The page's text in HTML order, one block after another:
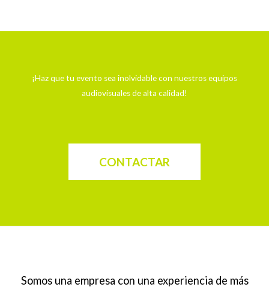
¡Haz que tu evento sea inolvidable con nuestros equipos
audiovisuales de alta calidad!
CONTACTAR
Somos una empresa con una experiencia de más